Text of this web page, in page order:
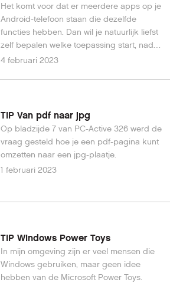
Het komt voor dat er meerdere apps op je
Android-telefoon staan die dezelfde
functies hebben. Dan wil je natuurlijk liefst
zelf bepalen welke toepassing start, nadat
je een bepaalde actie uitvoert of een
4 februari 2023
TIP Van pdf naar jpg
Op bladzijde 7 van PC-Active 326 werd de
vraag gesteld hoe je een pdf-pagina kunt
omzetten naar een jpg-plaatje.
1 februari 2023
TIP Windows Power Toys
In mijn omgeving zijn er veel mensen die
Windows gebruiken, maar geen idee
hebben van de Microsoft Power Toys.